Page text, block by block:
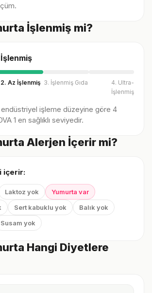
İşlenmiş mi?
2. Az İşlenmiş 3. İşlenmiş Gıda
4. Ultra-
İşlenmiş
endüstriyel işleme düzeyine göre 4
1 en sağlıklı seviyedir.
Alerjen İçerir mi?
içerir:
Laktoz yok
Yumurta var
Sert kabuklu yok
Balık yok
Susam yok
Hangi Diyetlere